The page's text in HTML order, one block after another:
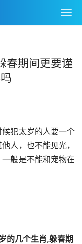
春期间更要谨
犯太岁的人要一个
人，也不能见光，
般是不能和宠物在
的几个生肖,躲春期